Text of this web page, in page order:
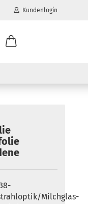
Kundenlogin
Milchglas-